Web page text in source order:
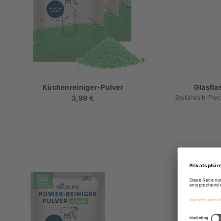
Küchenreiniger-Pulver
Regulärer
3,99 € Stylishes It-